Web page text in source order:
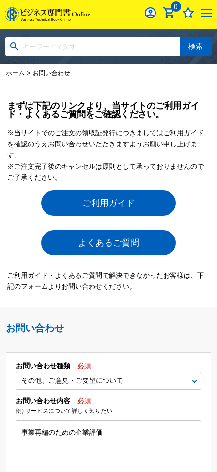
0
検索
ホーム > お問い合わせ
まずは下記のリンクより、当サイトのご利用ガイ
ド・よくあるご質問をご確認ください。
※当サイトでのご注文の領収証発行につきましてはご利用ガイド
を確認のうえお問い合わせいただきますようお願い申し上げま
す。
※ご注文完了後のキャンセルは原則として承っておりませんので
ご了承ください。
ご利用ガイド
よくあるご質問
ご利用ガイド・よくあるご質問で解決できなかったお客様は、下
記のフォームよりお問い合わせください。
お問い合わせ
お問い合わせ種類 必須
お問い合わせ内容 必須
例) サービスについて詳しく知りたい